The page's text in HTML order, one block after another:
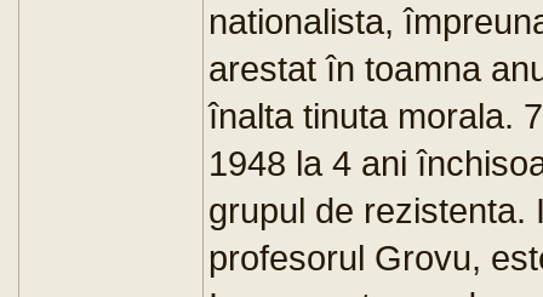
nationalista,
arestat în toamna
înalta tinuta morala.
1948 la 4 ani
grupul de rezistenta.
profesorul Grovu,